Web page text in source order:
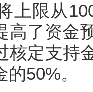
上限从
高了资金
核定支持
50%。